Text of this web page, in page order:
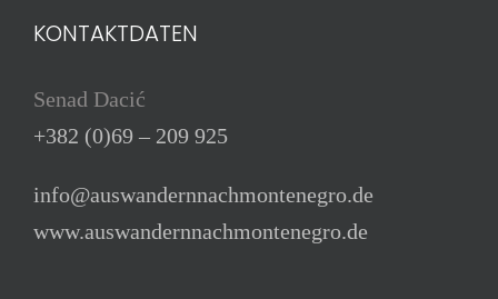
KONTAKTDATEN
Senad Dacić
+382 (0)69 – 209 925
info@auswandernnachmontenegro.de
www.auswandernnachmontenegro.de